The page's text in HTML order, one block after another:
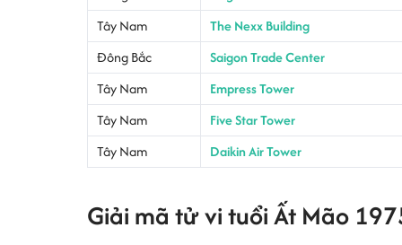
Tây Nam
The Nexx Building
Đông Bắc
Saigon Trade Center
Tây Nam
Empress Tower
Tây Nam
Five Star Tower
Tây Nam
Daikin Air Tower
Giải mã tử vi tuổi Ất Mão